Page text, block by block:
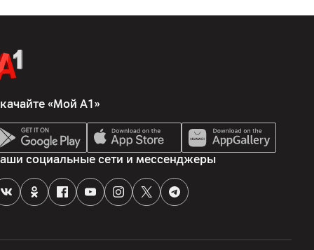
«Мой А1»
социальные сети и мессенджеры